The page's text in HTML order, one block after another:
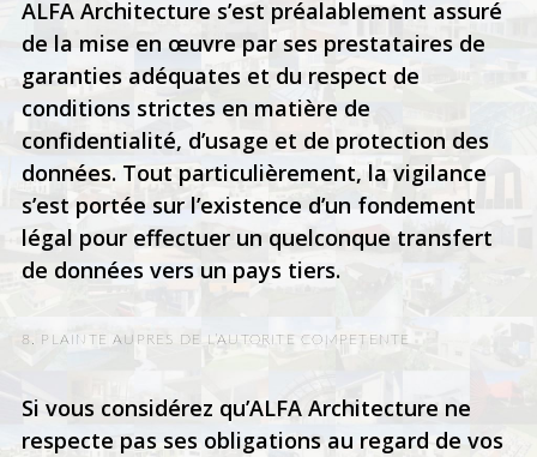
ALFA Architecture s’est préalablement assuré
de la mise en œuvre par ses prestataires de
garanties adéquates et du respect de
conditions strictes en matière de
confidentialité, d’usage et de protection des
données. Tout particulièrement, la vigilance
s’est portée sur l’existence d’un fondement
légal pour effectuer un quelconque transfert
de données vers un pays tiers.
8. PLAINTE AUPRES DE L’AUTORITE COMPETENTE
Si vous considérez qu’ALFA Architecture ne
respecte pas ses obligations au regard de vos